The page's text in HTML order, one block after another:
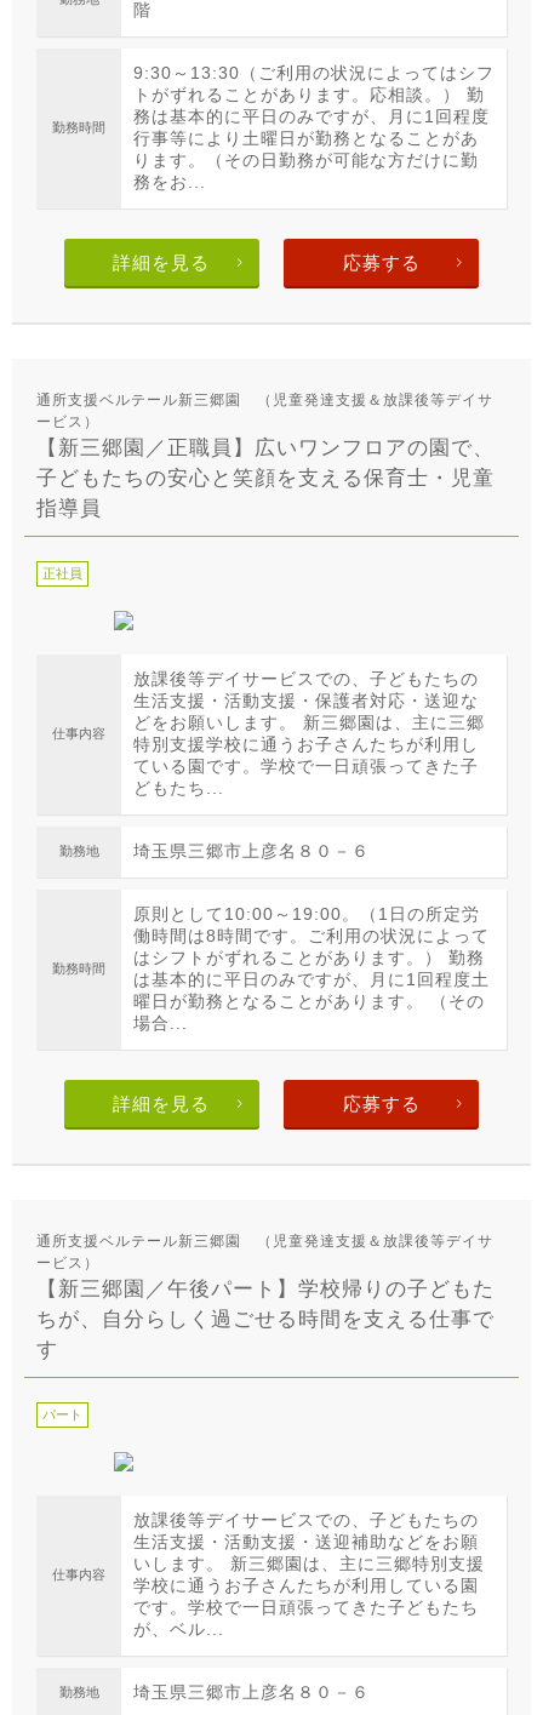
階
勤務時間
9:30～13:30（ご利用の状況によってはシフ
トがずれることがあります。応相談。） 勤
務は基本的に平日のみですが、月に1回程度
行事等により土曜日が勤務となることがあ
ります。（その日勤務が可能な方だけに勤
務をお...
詳細を見る 応募する
通所支援ベルテール新三郷園 （児童発達支援＆放課後等デイサ
ービス）
【新三郷園／正職員】広いワンフロアの園で、
子どもたちの安心と笑顔を支える保育士・児童
指導員
正社員
仕事内容
放課後等デイサービスでの、子どもたちの
生活支援・活動支援・保護者対応・送迎な
どをお願いします。 新三郷園は、主に三郷
特別支援学校に通うお子さんたちが利用し
ている園です。学校で一日頑張ってきた子
どもたち...
勤務地 埼玉県三郷市上彦名８０－６
勤務時間
原則として10:00～19:00。（1日の所定労
働時間は8時間です。ご利用の状況によって
はシフトがずれることがあります。） 勤務
は基本的に平日のみですが、月に1回程度土
曜日が勤務となることがあります。 （その
場合...
詳細を見る 応募する
通所支援ベルテール新三郷園 （児童発達支援＆放課後等デイサ
ービス）
【新三郷園／午後パート】学校帰りの子どもた
ちが、自分らしく過ごせる時間を支える仕事で
す
パート
仕事内容
放課後等デイサービスでの、子どもたちの
生活支援・活動支援・送迎補助などをお願
いします。 新三郷園は、主に三郷特別支援
学校に通うお子さんたちが利用している園
です。学校で一日頑張ってきた子どもたち
が、ベル...
勤務地 埼玉県三郷市上彦名８０－６